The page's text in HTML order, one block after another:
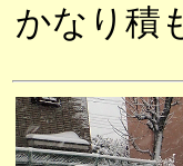
かなり積